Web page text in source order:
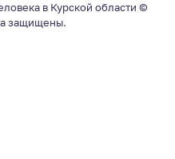
в Курской области ©
защищены.